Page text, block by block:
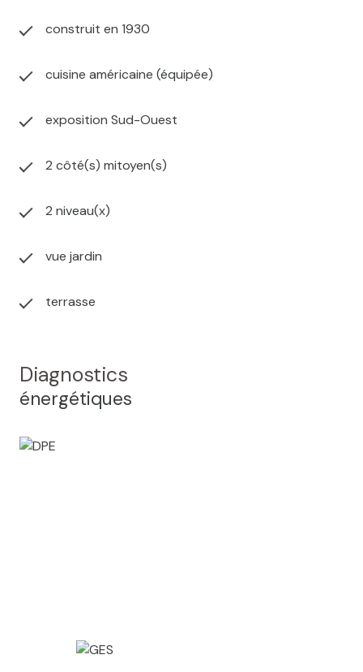
construit en 1930
cuisine américaine (équipée)
exposition Sud-Ouest
2 côté(s) mitoyen(s)
2 niveau(x)
vue jardin
terrasse
Diagnostics
énergétiques